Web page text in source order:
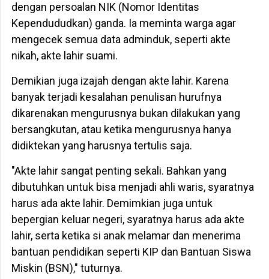
dengan persoalan NIK (Nomor Identitas
Kependududkan) ganda. Ia meminta warga agar
mengecek semua data adminduk, seperti akte
nikah, akte lahir suami.
Demikian juga izajah dengan akte lahir. Karena
banyak terjadi kesalahan penulisan hurufnya
dikarenakan mengurusnya bukan dilakukan yang
bersangkutan, atau ketika mengurusnya hanya
didiktekan yang harusnya tertulis saja.
"Akte lahir sangat penting sekali. Bahkan yang
dibutuhkan untuk bisa menjadi ahli waris, syaratnya
harus ada akte lahir. Demimkian juga untuk
bepergian keluar negeri, syaratnya harus ada akte
lahir, serta ketika si anak melamar dan menerima
bantuan pendidikan seperti KIP dan Bantuan Siswa
Miskin (BSN)," tuturnya.